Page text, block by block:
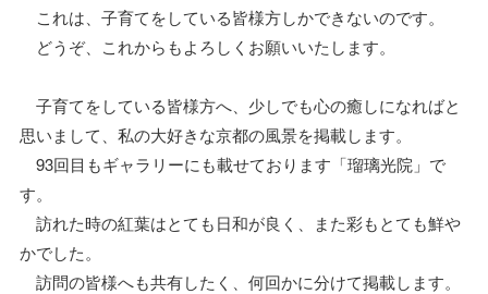
これは、子育てをしている皆様方しかできないのです。
どうぞ、これからもよろしくお願いいたします。
子育てをしている皆様方へ、少しでも心の癒しになればと
思いまして、私の大好きな京都の風景を掲載します。
93回目もギャラリーにも載せております「瑠璃光院」で
す。
訪れた時の紅葉はとても日和が良く、また彩もとても鮮や
かでした。
訪問の皆様へも共有したく、何回かに分けて掲載します。